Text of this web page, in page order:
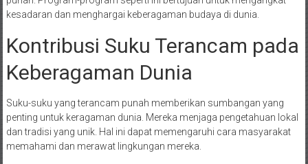
kesadaran dan menghargai keberagaman budaya di dunia.
Kontribusi Suku Terancam pada
Keberagaman Dunia
Suku-suku yang terancam punah memberikan sumbangan yang
penting untuk keragaman dunia. Mereka menjaga pengetahuan lokal
dan tradisi yang unik. Hal ini dapat memengaruhi cara masyarakat
memahami dan merawat lingkungan mereka.